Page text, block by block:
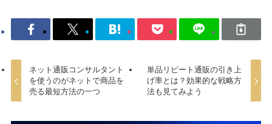
ネット通販コンサルタント
を使うのがネットで商品を
売る最短方法の一つ
単品リピート通販の引き上
げ率とは？効果的な戦略方
法も見てみよう